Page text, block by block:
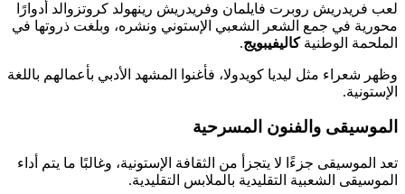
روبرت فايلمان وفريدريش رينهولد كروتزوالد أدوارًا
في جمع الشعر الشعبي الإستوني ونشره، وبلغت ذروتها في
الوطنيةكاليفيبويج.
شعراء مثل ليديا كويدولا، فأغنوا المشهد الأدبي بأعمالهم باللغة
والفنون المسرحية
جزءًا لا يتجزأ من الثقافة الإستونية، وغالبًا ما يتم أداء
الشعبية التقليدية بالملابس التقليدية.